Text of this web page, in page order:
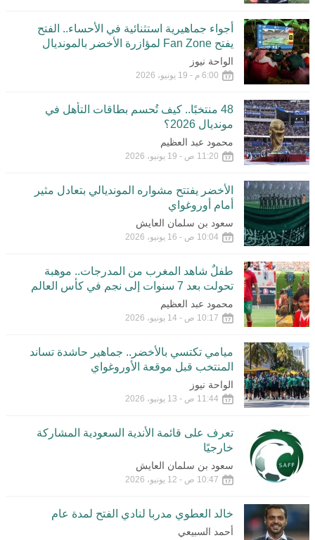
أجواء جماهيرية استثنائية في الأحساء.. الفتح
يفتح Fan Zone لمؤازرة الأخضر بالمونديال
الواحة نيوز
6:00 م - 19 يونيو، 2026
48 منتخبًا.. كيف تُحسم بطاقات التأهل في
مونديال 2026؟
محمود عبد العظيم
11:20 ص - 19 يونيو، 2026
الأخضر يفتتح مشواره المونديالي بتعادل مثير
أمام أوروغواي
سعود بن سلمان العايش
10:04 ص - 16 يونيو، 2026
طفلٌ شاهد المغرب من المدرجات.. موهبة
تحولت بعد 7 سنوات إلى نجم في كأس العالم
محمود عبد العظيم
10:17 ص - 14 يونيو، 2026
ميامي تكتسي بالأخضر.. جماهير حاشدة تساند
المنتخب قبل موقعة الأوروغواي
الواحة نيوز
11:44 ص - 13 يونيو، 2026
تعرف على قائمة الأندية السعودية المشاركة
خارجيًا
سعود بن سلمان العايش
10:47 ص - 12 يونيو، 2026
خالد العطوي مدربا لنادي الفتح لمدة عام
أحمد السبيعي